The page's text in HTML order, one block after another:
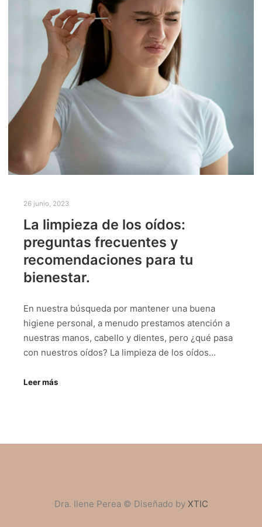
26 junio, 2023
La limpieza de los oídos:
preguntas frecuentes y
recomendaciones para tu
bienestar.
En nuestra búsqueda por mantener una buena
higiene personal, a menudo prestamos atención a
nuestras manos, cabello y dientes, pero ¿qué pasa
con nuestros oídos? La limpieza de los oídos…
Leer más
Dra. Ilene Perea © Diseñado by XTIC